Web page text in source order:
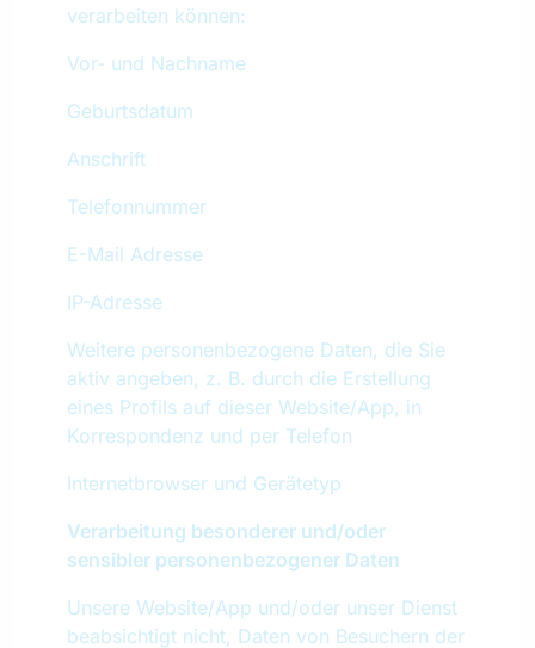
verarbeiten können:
Vor- und Nachname
Geburtsdatum
Anschrift
Telefonnummer
E-Mail Adresse
IP-Adresse
Weitere personenbezogene Daten, die Sie
aktiv angeben, z. B. durch die Erstellung
eines Profils auf dieser Website/App, in
Korrespondenz und per Telefon
Internetbrowser und Gerätetyp
Verarbeitung besonderer und/oder
sensibler personenbezogener Daten
Unsere Website/App und/oder unser Dienst
beabsichtigt nicht, Daten von Besuchern der